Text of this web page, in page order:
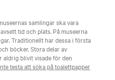
samlingar ska vara
tid och plats. På museerna
Traditionellt har dessa i första
böcker. Stora delar av
aldrig blivit visade för den
testa att söka på toalettpapper